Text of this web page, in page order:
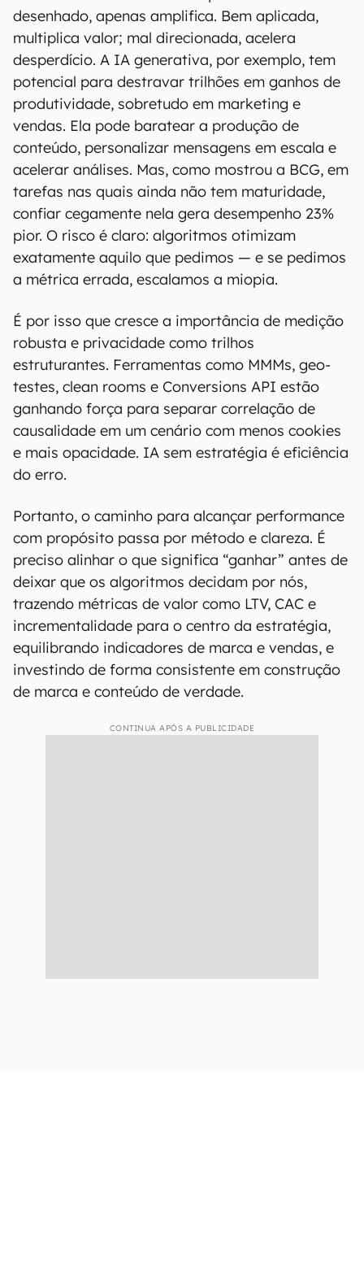
desenhado, apenas amplifica. Bem aplicada,
multiplica valor; mal direcionada, acelera
desperdício. A IA generativa, por exemplo, tem
potencial para destravar trilhões em ganhos de
produtividade, sobretudo em marketing e
vendas. Ela pode baratear a produção de
conteúdo, personalizar mensagens em escala e
acelerar análises. Mas, como mostrou a BCG, em
tarefas nas quais ainda não tem maturidade,
confiar cegamente nela gera desempenho 23%
pior. O risco é claro: algoritmos otimizam
exatamente aquilo que pedimos — e se pedimos
a métrica errada, escalamos a miopia.
É por isso que cresce a importância de medição
robusta e privacidade como trilhos
estruturantes. Ferramentas como MMMs, geo-
testes, clean rooms e Conversions API estão
ganhando força para separar correlação de
causalidade em um cenário com menos cookies
e mais opacidade. IA sem estratégia é eficiência
do erro.
Portanto, o caminho para alcançar performance
com propósito passa por método e clareza. É
preciso alinhar o que significa “ganhar” antes de
deixar que os algoritmos decidam por nós,
trazendo métricas de valor como LTV, CAC e
incrementalidade para o centro da estratégia,
equilibrando indicadores de marca e vendas, e
investindo de forma consistente em construção
de marca e conteúdo de verdade.
CONTINUA APÓS A PUBLICIDADE